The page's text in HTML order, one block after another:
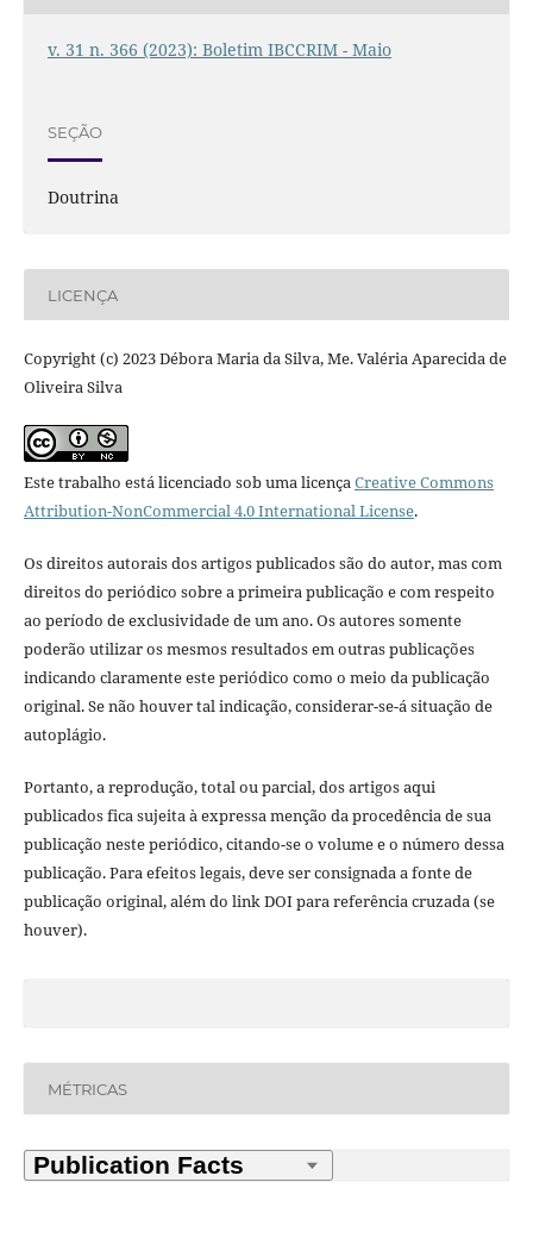
v. 31 n. 366 (2023): Boletim IBCCRIM - Maio
SEÇÃO
Doutrina
LICENÇA
Copyright (c) 2023 Débora Maria da Silva, Me. Valéria Aparecida de
Oliveira Silva
Este trabalho está licenciado sob uma licençaCreative Commons
Attribution-NonCommercial 4.0 International License.
Os direitos autorais dos artigos publicados são do autor, mas com
direitos do periódico sobre a primeira publicação e com respeito
ao período de exclusividade de um ano. Os autores somente
poderão utilizar os mesmos resultados em outras publicações
indicando claramente este periódico como o meio da publicação
original. Se não houver tal indicação, considerar-se-á situação de
autoplágio.
Portanto, a reprodução, total ou parcial, dos artigos aqui
publicados fica sujeita à expressa menção da procedência de sua
publicação neste periódico, citando-se o volume e o número dessa
publicação. Para efeitos legais, deve ser consignada a fonte de
publicação original, além do link DOI para referência cruzada (se
houver).
MÉTRICAS